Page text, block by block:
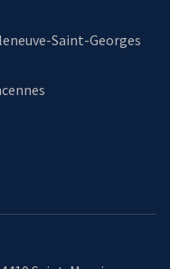
Saint-Georges